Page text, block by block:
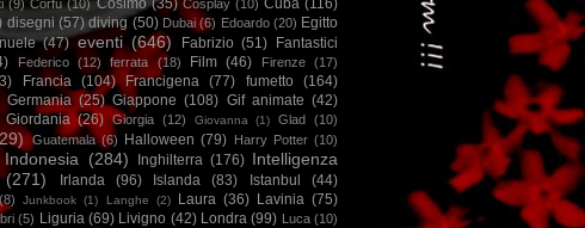
(9) Corfù (10) Cosimo (35) Cosplay (10) Cuba (116)
disegni (57) diving (50) Dubai (6) Edoardo (20) Egitto
(47) eventi (646) Fabrizio (51)
Fantastici
Federico (12) ferrata (18) Film (46) Firenze (17)
Francia (104) Francigena (77) fumetto (164)
Germania (25) Giappone (108) Gif animate (42)
Giordania (26) Giorgia (12) Giovanna (1) Glad (10)
Guatemala (6) Halloween (79) Harry Potter (10)
Indonesia (284) Inghilterra (176) Intelligenza
(271) Irlanda (96) Islanda (83) Istanbul (44)
(8) Junkbook (1) Langhe (2) Laura (36) Lavinia (75)
(5) Liguria (69) Livigno (42) Londra (99) Luca (10)